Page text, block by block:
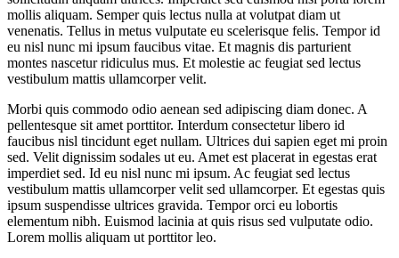
mollis aliquam. Semper quis lectus nulla at volutpat diam ut
venenatis. Tellus in metus vulputate eu scelerisque felis. Tempor id
eu nisl nunc mi ipsum faucibus vitae. Et magnis dis parturient
montes nascetur ridiculus mus. Et molestie ac feugiat sed lectus
vestibulum mattis ullamcorper velit.
Morbi quis commodo odio aenean sed adipiscing diam donec. A
pellentesque sit amet porttitor. Interdum consectetur libero id
faucibus nisl tincidunt eget nullam. Ultrices dui sapien eget mi proin
sed. Velit dignissim sodales ut eu. Amet est placerat in egestas erat
imperdiet sed. Id eu nisl nunc mi ipsum. Ac feugiat sed lectus
vestibulum mattis ullamcorper velit sed ullamcorper. Et egestas quis
ipsum suspendisse ultrices gravida. Tempor orci eu lobortis
elementum nibh. Euismod lacinia at quis risus sed vulputate odio.
Lorem mollis aliquam ut porttitor leo.